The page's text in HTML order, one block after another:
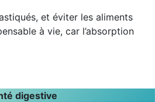
et éviter les aliments
à vie, car l’absorption
digestive